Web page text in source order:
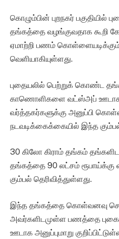
கொழும்பின் புறநகர் பகுதியில்
தங்கத்தை வழங்குவதாக கூறி
ஏமாற்றி பணம்
வெளியாகியுள்ளது.
புதையலில் பெற்றுக் கொண்ட
காணொளிகளை வட்ஸ்அப்
வர்த்தகர்களுக்கு அனுப்பி
நடவடிக்கைக்கையில் இந்த
30 கிலோ கிராம் தங்கம்
தங்கத்தை 90 லட்சம்
கும்பல் தெரிவித்துள்ளது.
இந்த தங்கத்தை கொள்வனவு
அவர்களிடமுள்ள பணத்தை
ஊடாக அனுப்புமாறு